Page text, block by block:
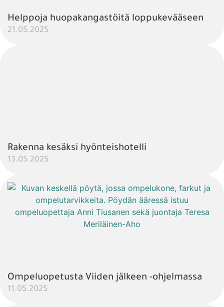
Helppoja huopakangastöitä loppukevääseen
21.05.2025
Rakenna kesäksi hyönteishotelli
13.05.2025
Ompeluopetusta Viiden jälkeen -ohjelmassa
11.05.2025